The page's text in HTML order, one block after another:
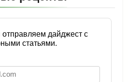
дайджест с
статьями.